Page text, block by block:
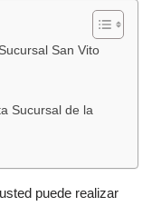
San Vito
Sucursal de la
puede realizar